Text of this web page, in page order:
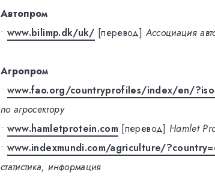
Автопром
• www.bilimp.dk/uk/ [перевод] Ассоциация
Агропром
• www.fao.org/countryprofiles/index/en/
по агросектору
• www.hamletprotein.com [перевод] Hamlet
• www.indexmundi.com/agriculture/
статистика, информация